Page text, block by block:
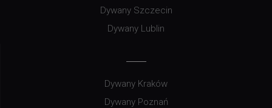
Dywany Szczecin
Dywany Lublin
Dywany Kraków
Dywany Poznań